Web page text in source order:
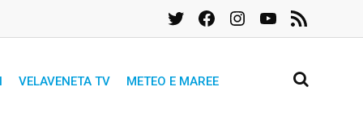
TwitterFacebookInstagramYouTube
Feed
RSS
VELAVENETA TV METEO E MAREE